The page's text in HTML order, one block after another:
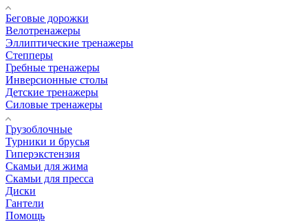
Беговые дорожки
Велотренажеры
Эллиптические тренажеры
Степперы
Гребные тренажеры
Инверсионные столы
Детские тренажеры
Силовые тренажеры
Грузоблочные
Турники и брусья
Гиперэкстензия
Скамьи для жима
Скамьи для пресса
Диски
Гантели
Помощь